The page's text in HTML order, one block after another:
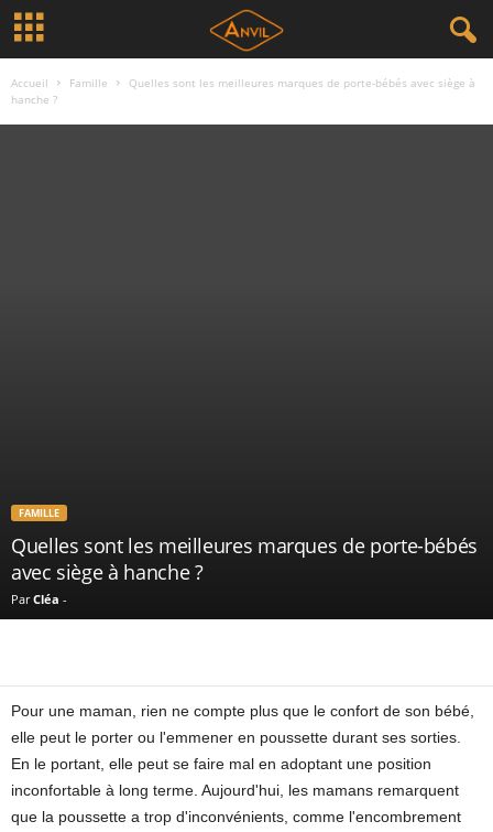
Accueil Famille
Quelles sont les meilleures marques de porte-bébés avec siège à
hanche ?
FAMILLE
Quelles sont les meilleures marques de porte-bébés
avec siège à hanche ?
Par Cléa -
Pour une maman, rien ne compte plus que le confort de son bébé,
elle peut le porter ou l'emmener en poussette durant ses sorties.
En le portant, elle peut se faire mal en adoptant une position
inconfortable à long terme. Aujourd'hui, les mamans remarquent
que la poussette a trop d'inconvénients, comme l'encombrement